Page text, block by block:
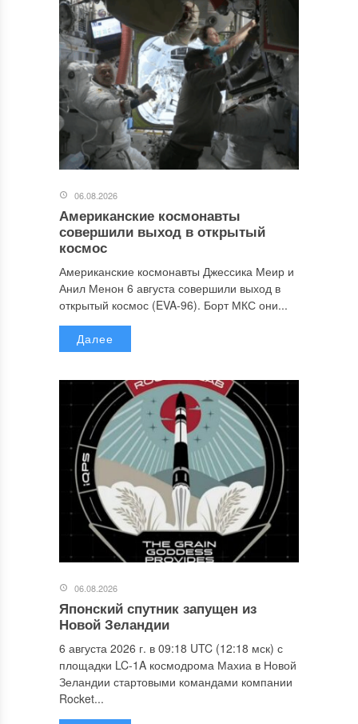
06.08.2026
Американские космонавты
совершили выход в открытый
космос
Американские космонавты Джессика Меир и
Анил Менон 6 августа совершили выход в
открытый космос (EVA-96). Борт МКС они...
Далее
06.08.2026
Японский спутник запущен из
Новой Зеландии
6 августа 2026 г. в 09:18 UTC (12:18 мск) с
площадки LC-1A космодрома Махиа в Новой
Зеландии стартовыми командами компании
Rocket...